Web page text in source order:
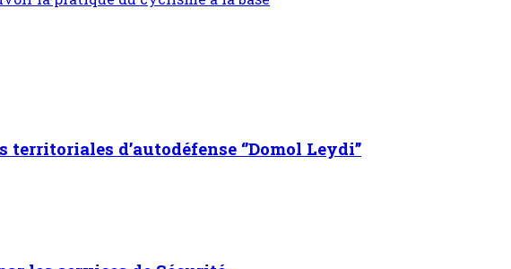
d’autodéfense ‘’Domol Leydi’’